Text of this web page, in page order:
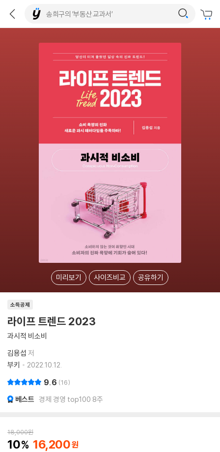
미리보기 사이즈비교 공유하기
소득공제
라이프 트렌드 2023
과시적 비소비
김용섭 저
부키
2022.10.12.
9.6 16
베스트 경제 경영 top100 8주
18,000원
10 16,200